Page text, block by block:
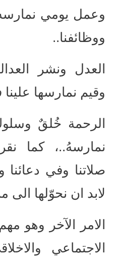
وعمل يومي
ووظائفنا..
العدل ونشر
وقيم نمارسها علينا
الرحمة خُلقٌ
نمارسهُ..، كما
صلاتنا وفي
لابد ان نحوّلها الى
الامر الآخر وهو
الاجتماعي